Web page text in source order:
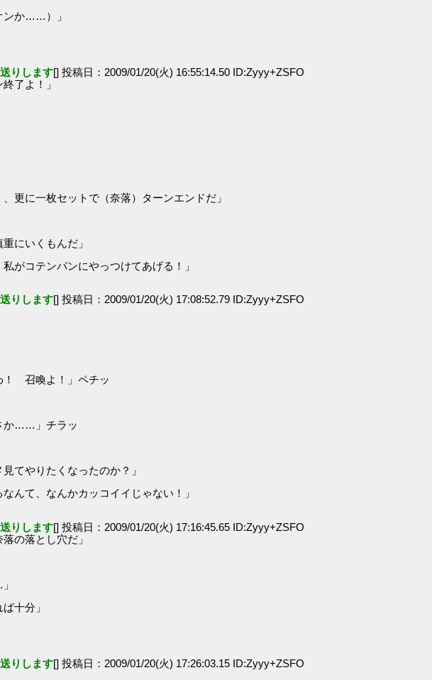
ンか……）」
りします[] 投稿日：2009/01/20(火) 16:55:14.50 ID:Zyyy+ZSFO
了よ！」
更に一枚セットで（奈落）ターンエンドだ」
にいくもんだ」
がコテンパンにやっつけてあげる！」
りします[] 投稿日：2009/01/20(火) 17:08:52.79 ID:Zyyy+ZSFO
！ 召喚よ！」ペチッ
か……」チラッ
てやりたくなったのか？」
んて、なんかカッコイイじゃない！」
りします[] 投稿日：2009/01/20(火) 17:16:45.65 ID:Zyyy+ZSFO
の落とし穴だ」
十分」
りします[] 投稿日：2009/01/20(火) 17:26:03.15 ID:Zyyy+ZSFO